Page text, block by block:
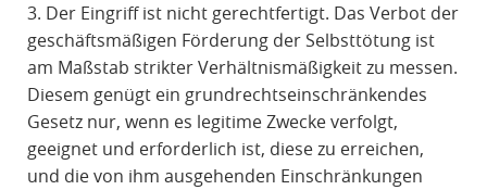
3. Der Eingriff ist nicht gerechtfertigt. Das Verbot der
geschäftsmäßigen Förderung der Selbsttötung ist
am Maßstab strikter Verhältnismäßigkeit zu messen.
Diesem genügt ein grundrechtseinschränkendes
Gesetz nur, wenn es legitime Zwecke verfolgt,
geeignet und erforderlich ist, diese zu erreichen,
und die von ihm ausgehenden Einschränkungen